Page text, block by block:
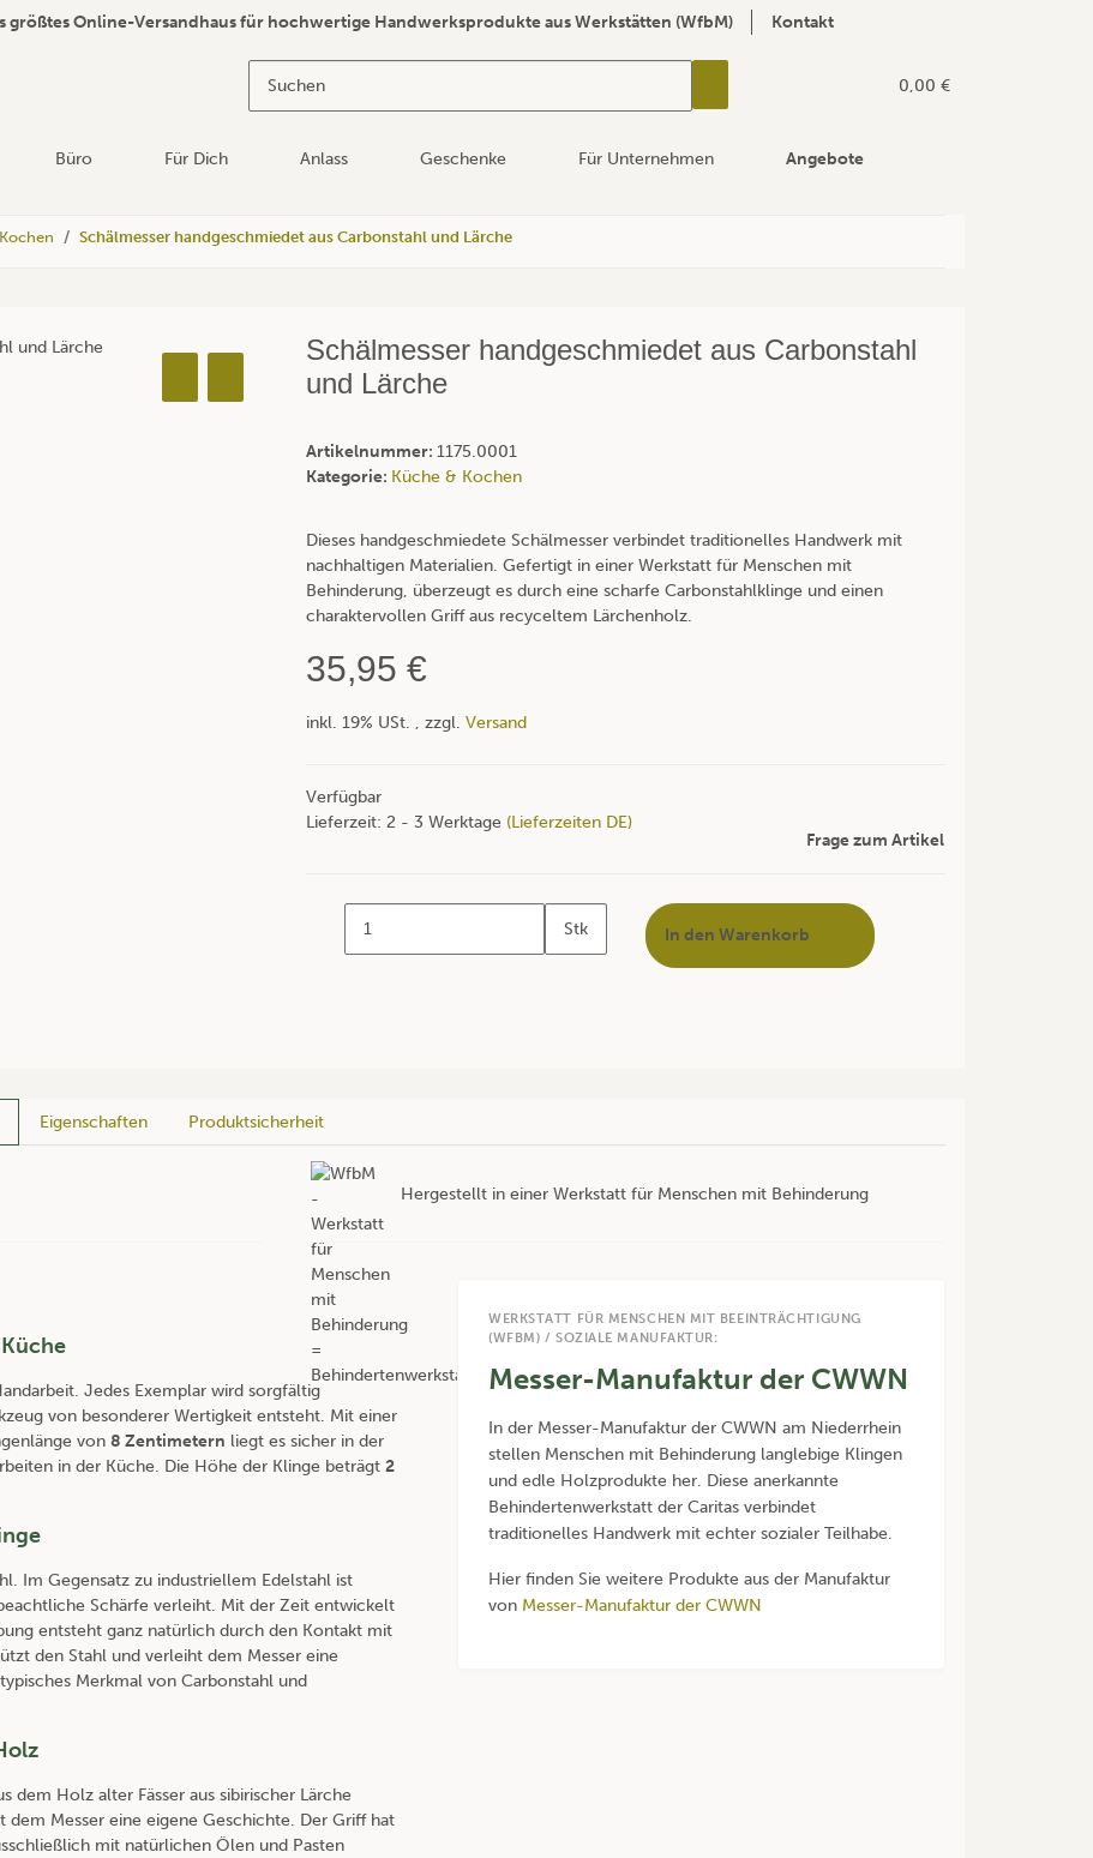
größtes Online-Versandhaus für hochwertige Handwerksprodukte aus Werkstätten (WfbM) Kontakt
0,00 €
Büro Für Dich Anlass Geschenke Für Unternehmen Angebote
Schälmesser handgeschmiedet aus Carbonstahl und Lärche
Schälmesser handgeschmiedet aus Carbonstahl
und Lärche
Artikelnummer: 1175.0001
Kategorie: Küche & Kochen
Dieses handgeschmiedete Schälmesser verbindet traditionelles Handwerk mit
nachhaltigen Materialien. Gefertigt in einer Werkstatt für Menschen mit
Behinderung, überzeugt es durch eine scharfe Carbonstahlklinge und einen
charaktervollen Griff aus recyceltem Lärchenholz.
35,95 €
inkl. 19% USt. , zzgl. Versand
Verfügbar
Lieferzeit: 2 - 3 Werktage (Lieferzeiten DE)
Frage zum Artikel
Stk In den Warenkorb
Eigenschaften Produktsicherheit
Hergestellt in einer Werkstatt für Menschen mit Behinderung
Jedes Exemplar wird sorgfältig
von besonderer Wertigkeit entsteht. Mit einer
von 8 Zentimetern liegt es sicher in der
in der Küche. Die Höhe der Klinge beträgt 2
Im Gegensatz zu industriellem Edelstahl ist
Schärfe verleiht. Mit der Zeit entwickelt
entsteht ganz natürlich durch den Kontakt mit
den Stahl und verleiht dem Messer eine
Merkmal von Carbonstahl und
dem Holz alter Fässer aus sibirischer Lärche
Messer eine eigene Geschichte. Der Griff hat
mit natürlichen Ölen und Pasten
WERKSTATT FÜR MENSCHEN MIT BEEINTRÄCHTIGUNG
(WFBM) / SOZIALE MANUFAKTUR:
Messer-Manufaktur der CWWN
In der Messer-Manufaktur der CWWN am Niederrhein
stellen Menschen mit Behinderung langlebige Klingen
und edle Holzprodukte her. Diese anerkannte
Behindertenwerkstatt der Caritas verbindet
traditionelles Handwerk mit echter sozialer Teilhabe.
Hier finden Sie weitere Produkte aus der Manufaktur
von Messer-Manufaktur der CWWN